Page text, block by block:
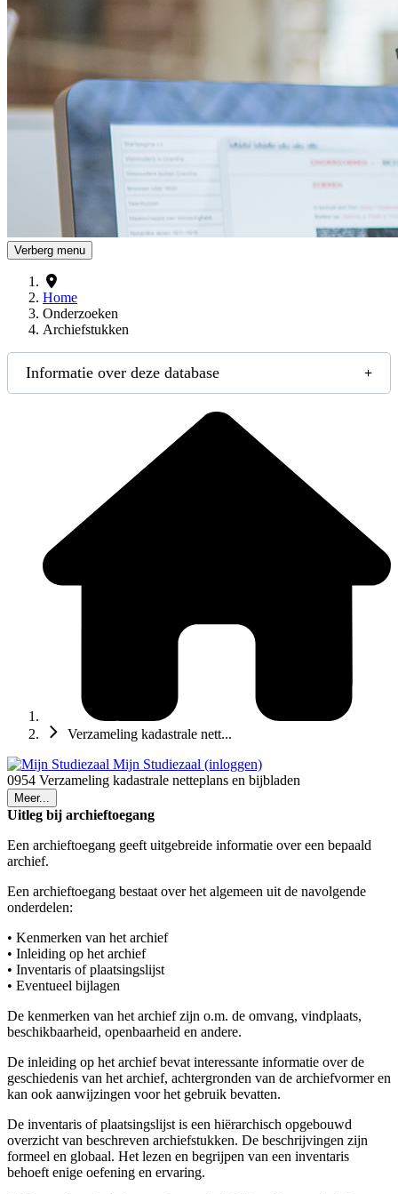
Verberg menu
Home
Onderzoeken
Archiefstukken
Informatie over deze database
Verzameling kadastrale nett...
Mijn Studiezaal (inloggen)
0954 Verzameling kadastrale netteplans en bijbladen
Meer...
Uitleg bij archieftoegang
Een archieftoegang geeft uitgebreide informatie over een bepaald
archief.
Een archieftoegang bestaat over het algemeen uit de navolgende
onderdelen:
• Kenmerken van het archief
• Inleiding op het archief
• Inventaris of plaatsingslijst
• Eventueel bijlagen
De kenmerken van het archief zijn o.m. de omvang, vindplaats,
beschikbaarheid, openbaarheid en andere.
De inleiding op het archief bevat interessante informatie over de
geschiedenis van het archief, achtergronden van de archiefvormer en
kan ook aanwijzingen voor het gebruik bevatten.
De inventaris of plaatsingslijst is een hiërarchisch opgebouwd
overzicht van beschreven archiefstukken. De beschrijvingen zijn
formeel en globaal. Het lezen en begrijpen van een inventaris
behoeft enige oefening en ervaring.